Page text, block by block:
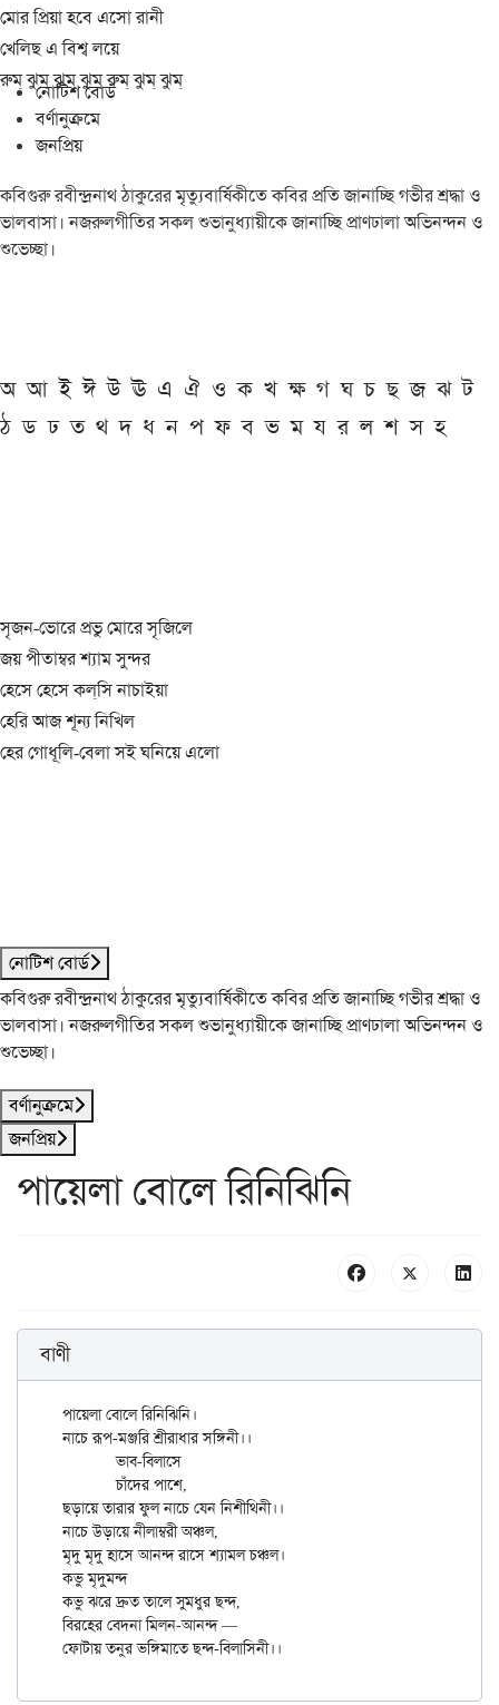
মোর প্রিয়া হবে এসো রানী
খেলিছ এ বিশ্ব লয়ে
রুম্ ঝুম্ ঝুম্ ঝুম্ রুম্ ঝুম্ ঝুম্
নোটিশ বোর্ড
বর্ণানুক্রমে
জনপ্রিয়
কবিগুরু রবীন্দ্রনাথ ঠাকুরের মৃত্যুবার্ষিকীতে কবির প্রতি জানাচ্ছি গভীর শ্রদ্ধা ও
ভালবাসা। নজরুলগীতির সকল শুভানুধ্যায়ীকে জানাচ্ছি প্রাণঢালা অভিনন্দন ও
শুভেচ্ছা।
অ আ ই ঈ উ ঊ এ ঐ ও ক খ ক্ষ গ ঘ চ ছ জ ঝ ট
ঠ ড ঢ ত থ দ ধ ন প ফ ব ভ ম য র ল শ স হ
সৃজন-ভোরে প্রভু মোরে সৃজিলে
জয় পীতাম্বর শ্যাম সুন্দর
হেসে হেসে কল্‌সি নাচাইয়া
হেরি আজ শূন্য নিখিল
হের গোধূলি-বেলা সই ঘনিয়ে এলো
নোটিশ বোর্ড
কবিগুরু রবীন্দ্রনাথ ঠাকুরের মৃত্যুবার্ষিকীতে কবির প্রতি জানাচ্ছি গভীর শ্রদ্ধা ও
ভালবাসা। নজরুলগীতির সকল শুভানুধ্যায়ীকে জানাচ্ছি প্রাণঢালা অভিনন্দন ও
শুভেচ্ছা।
বর্ণানুক্রমে
জনপ্রিয়
পায়েলা বোলে রিনিঝিনি
বাণী
পায়েলা বোলে রিনিঝিনি।
নাচে রূপ-মঞ্জরি শ্রীরাধার সঙ্গিনী।।
	ভাব-বিলাসে
	চাঁদের পাশে,
ছড়ায়ে তারার ফুল নাচে যেন নিশীথিনী।।
নাচে উড়ায়ে নীলাম্বরী অঞ্চল,
মৃদু মৃদু হাসে আনন্দ রাসে শ্যামল চঞ্চল।
কভু মৃদুমন্দ
কভু ঝরে দ্রুত তালে সুমধুর ছন্দ,
বিরহের বেদনা মিলন-আনন্দ —